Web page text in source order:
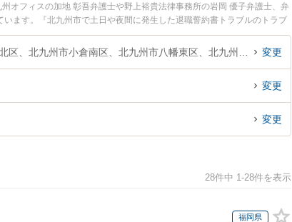
オフィスの加地 彰吾弁護士や野上裕貴法律事務所の岩岡 優子弁護士、弁
ます。『北九州市で土日や夜間に発生した退職誓約書トラブルのトラブ
索したい』『初回相談無料で退職誓約書トラブルを法律相談できる北九州
変更
変更
変更
28件中 1-28件を表示
福岡県